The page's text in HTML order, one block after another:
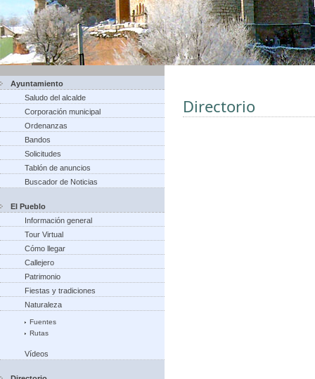
Ayuntamiento
Saludo del alcalde
Corporación municipal
Ordenanzas
Bandos
Solicitudes
Tablón de anuncios
Buscador de Noticias
El Pueblo
Información general
Tour Virtual
Cómo llegar
Callejero
Patrimonio
Fiestas y tradiciones
Naturaleza
Fuentes
Rutas
Vídeos
Directorio